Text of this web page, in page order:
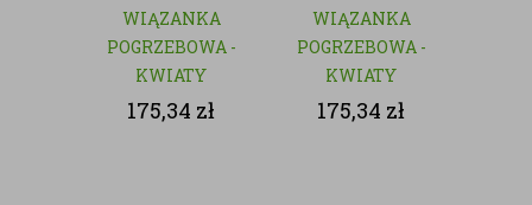
WIĄZANKA
POGRZEBOWA -
KWIATY
SZTUCZNE
175,34 zł
WIĄZANKA
POGRZEBOWA -
KWIATY
SZTUCZNE
175,34 zł